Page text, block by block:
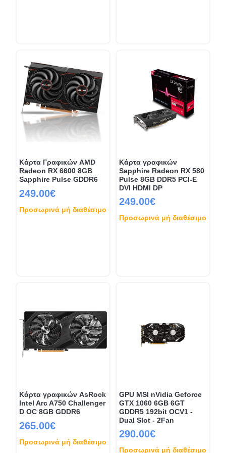
Κάρτα Γραφικών AMD
Radeon RX 6600 8GB
Sapphire Pulse GDDR6
249.00€
Προσωρινά μή διαθέσιμο
Κάρτα γραφικών
Sapphire Radeon RX 580
Pulse 8GB DDR5 PCI-E
DVI HDMI DP
249.00€
Προσωρινά μή διαθέσιμο
Κάρτα γραφικών AsRock
Intel Arc A750 Challenger
D OC 8GB GDDR6
265.00€
Προσωρινά μή διαθέσιμο
GPU MSI nVidia Geforce
GTX 1060 6GB 6GT
GDDR5 192bit OCV1 -
Dual Slot - 2Fan
290.00€
Προσωρινά μή διαθέσιμο